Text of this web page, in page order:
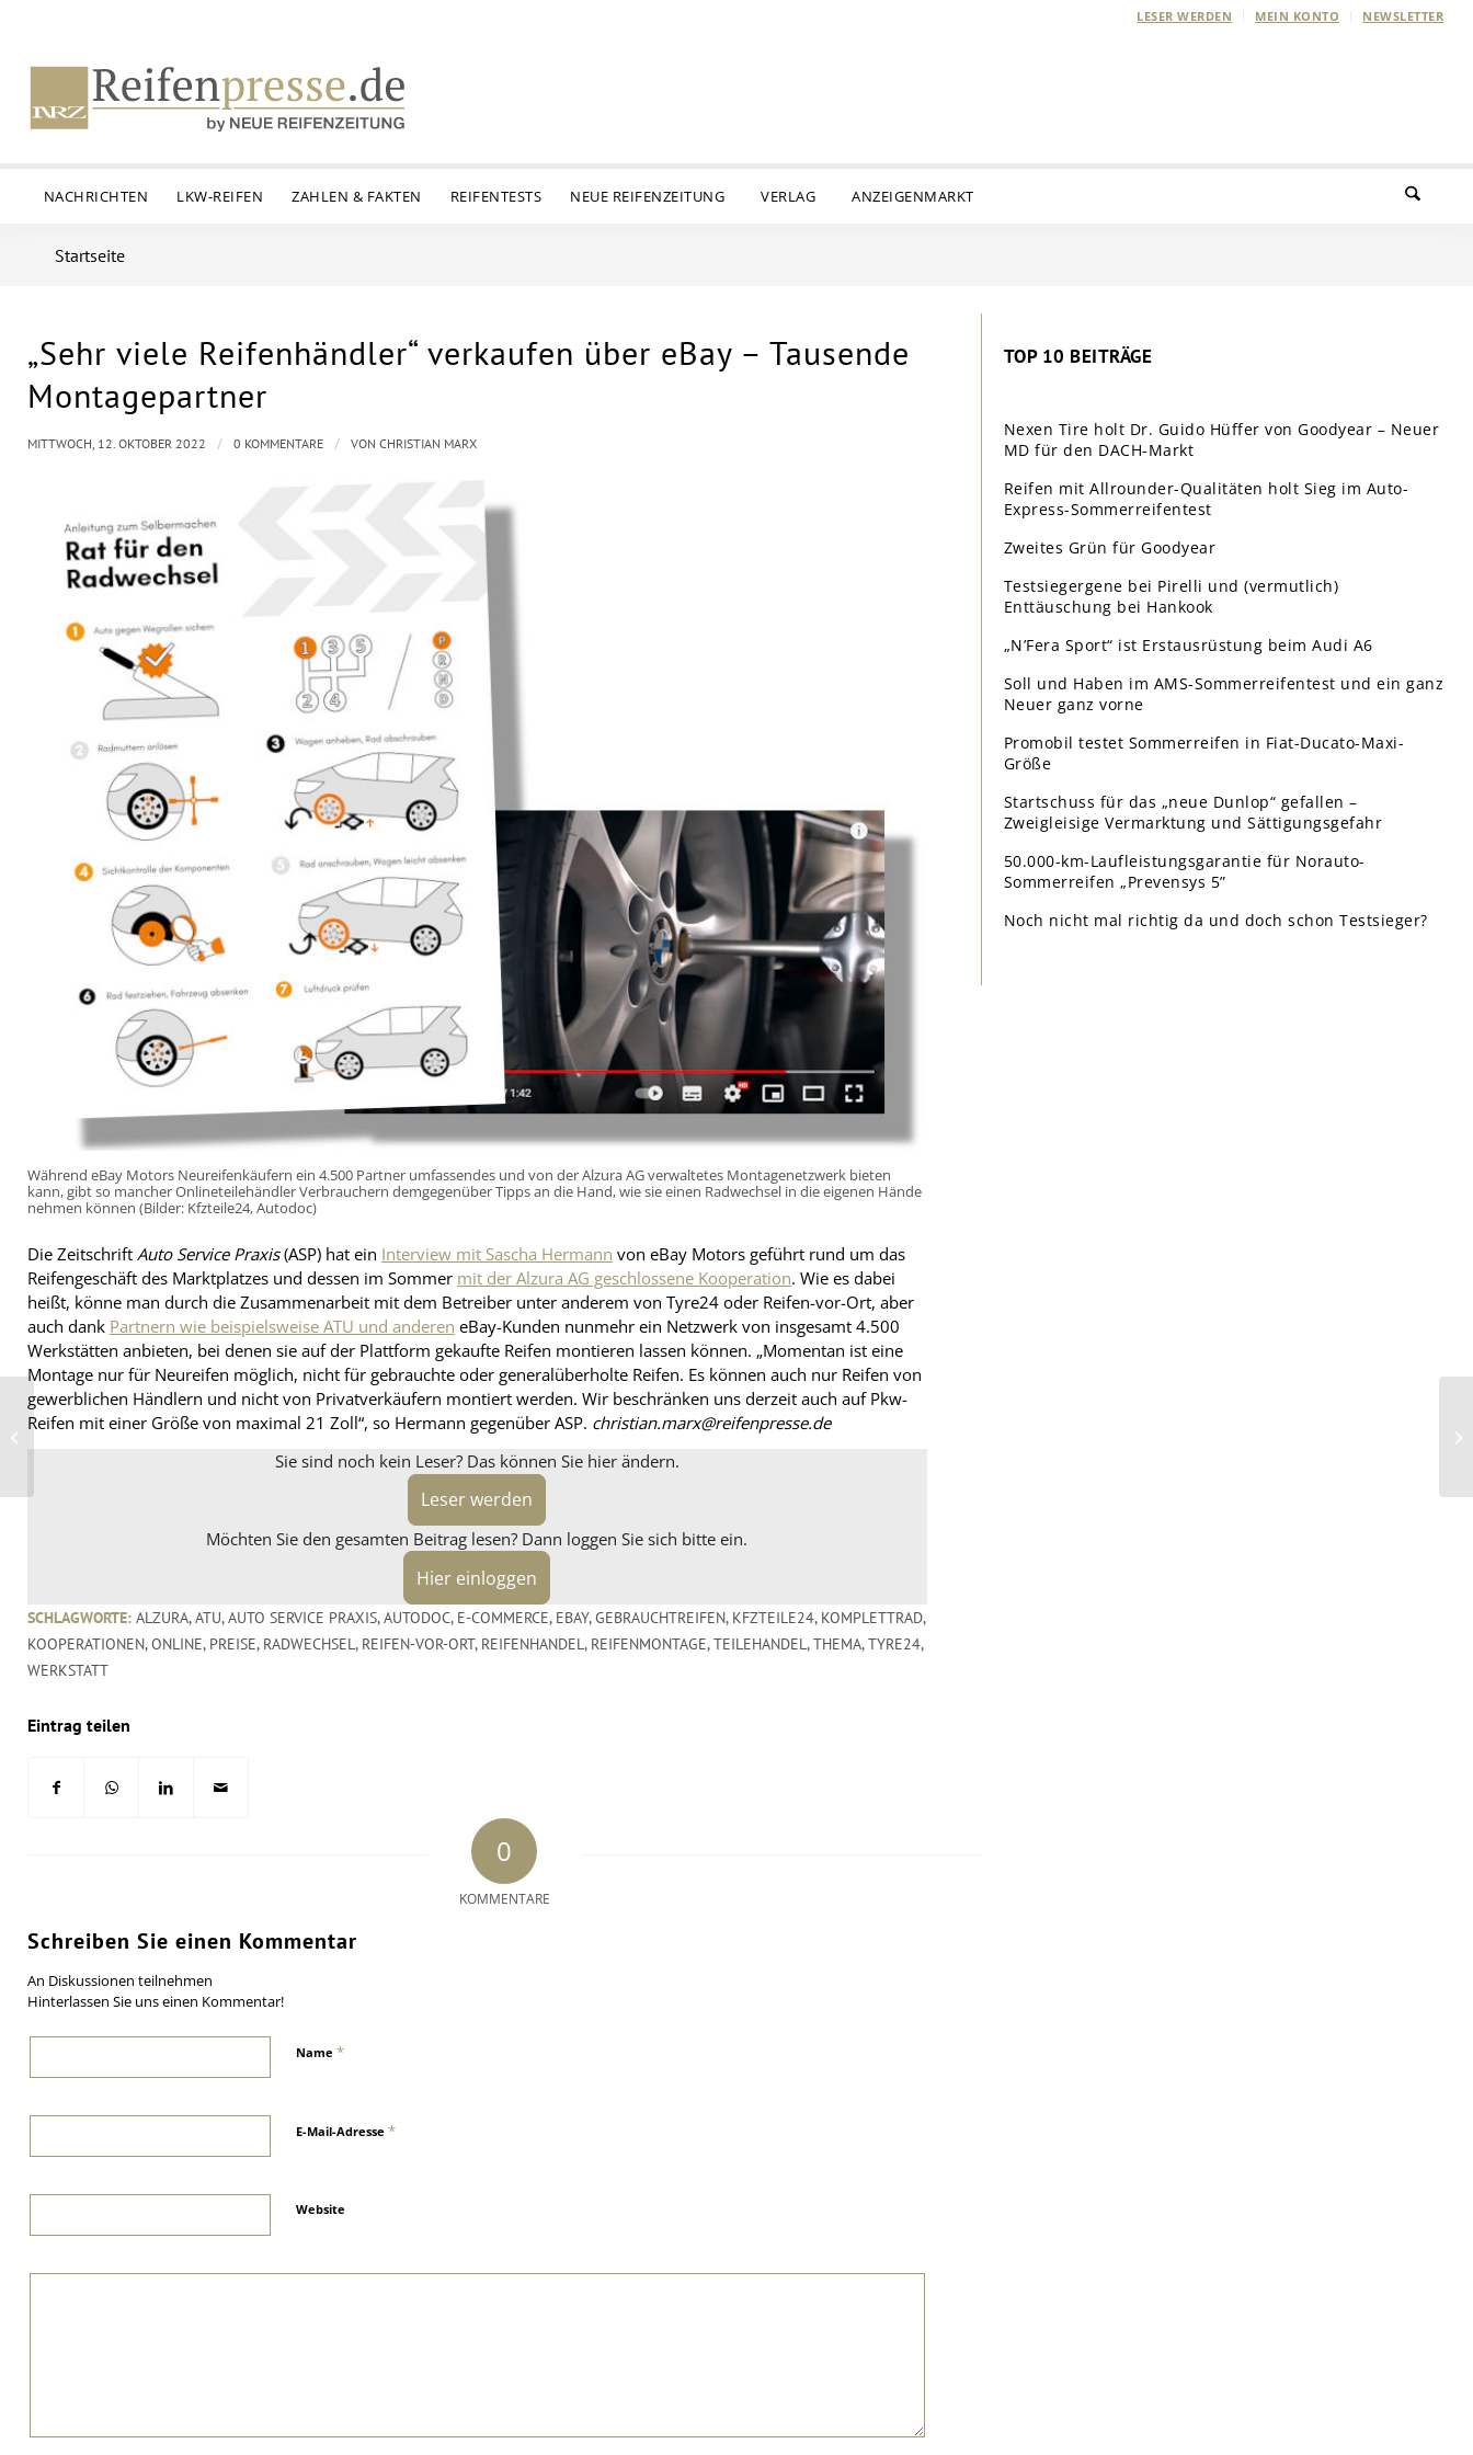
LESER WERDEN MEIN KONTO NEWSLETTER
NACHRICHTEN LKW-REIFEN ZAHLEN & FAKTEN REIFENTESTS NEUE REIFENZEITUNG VERLAG ANZEIGENMARKT
Startseite
„Sehr viele Reifenhändler“ verkaufen über eBay – Tausende
Montagepartner
Während eBay Motors Neureifenkäufern ein 4.500 Partner umfassendes und von der Alzura AG verwaltetes Montagenetzwerk bieten
kann, gibt so mancher Onlineteilehändler Verbrauchern demgegenüber Tipps an die Hand, wie sie einen Radwechsel in die eigenen Hände
nehmen können (Bilder: Kfzteile24, Autodoc)
Die Zeitschrift Auto Service Praxis(ASP) hat ein Interview mit Sascha Hermann von eBay Motors geführt rund um das
Reifengeschäft des Marktplatzes und dessen im Sommer mit der Alzura AG geschlossene Kooperation. Wie es dabei
heißt, könne man durch die Zusammenarbeit mit dem Betreiber unter anderem von Tyre24 oder Reifen-vor-Ort, aber
auch dank Partnern wie beispielsweise ATU und anderen eBay-Kunden nunmehr ein Netzwerk von insgesamt 4.500
Werkstätten anbieten, bei denen sie auf der Plattform gekaufte Reifen montieren lassen können. „Momentan ist eine
Montage nur für Neureifen möglich, nicht für gebrauchte oder generalüberholte Reifen. Es können auch nur Reifen von
gewerblichen Händlern und nicht von Privatverkäufern montiert werden. Wir beschränken uns derzeit auch auf Pkw-
Reifen mit einer Größe von maximal 21 Zoll“, so Hermann gegenüber ASP. christian.marx@reifenpresse.de
Sie sind noch kein Leser? Das können Sie hier ändern.
Leser werden
Möchten Sie den gesamten Beitrag lesen? Dann loggen Sie sich bitte ein.
Hier einloggen
MITTWOCH, 12. OKTOBER 2022 / 0 KOMMENTARE / VON CHRISTIAN MARX
SCHLAGWORTE: ALZURA,ATU,AUTO SERVICE PRAXIS,AUTODOC, E-COMMERCE, EBAY,GEBRAUCHTREIFEN, KFZTEILE24, KOMPLETTRAD,
KOOPERATIONEN,ONLINE, PREISE, RADWECHSEL, REIFEN-VOR-ORT, REIFENHANDEL, REIFENMONTAGE,TEILEHANDEL,THEMA,TYRE24,
WERKSTATT
Eintrag teilen
0
KOMMENTARE
Schreiben Sie einen Kommentar
An Diskussionen teilnehmen
Hinterlassen Sie uns einen Kommentar!
Name *
E-Mail-Adresse *
Website
TOP 10 BEITRÄGE
Nexen Tire holt Dr. Guido Hüffer von Goodyear – Neuer
MD für den DACH-Markt
Reifen mit Allrounder-Qualitäten holt Sieg im Auto-
Express-Sommerreifentest
Zweites Grün für Goodyear
Testsiegergene bei Pirelli und (vermutlich)
Enttäuschung bei Hankook
„N’Fera Sport“ ist Erstausrüstung beim Audi A6
Soll und Haben im AMS-Sommerreifentest und ein ganz
Neuer ganz vorne
Promobil testet Sommerreifen in Fiat-Ducato-Maxi-
Größe
Startschuss für das „neue Dunlop“ gefallen –
Zweigleisige Vermarktung und Sättigungsgefahr
50.000-km-Laufleistungsgarantie für Norauto-
Sommerreifen „Prevensys 5”
Noch nicht mal richtig da und doch schon Testsieger?
Was denn nun: 33 oder
22 Prozent